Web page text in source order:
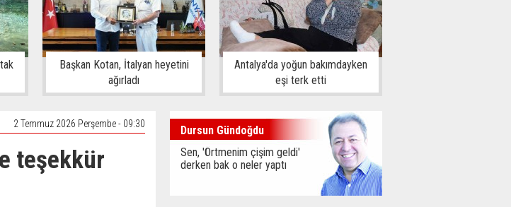
Başkan Kotan, İtalyan heyetini
ağırladı
Antalya'da yoğun bakımdayken
eşi terk etti
2 Temmuz 2026 Perşembe - 09:30
teşekkür
Dursun Gündoğdu
Sen, 'Örtmenim çişim geldi'
derken bak o neler yaptı